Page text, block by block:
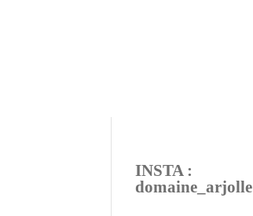
INSTA :
domaine_arjolle